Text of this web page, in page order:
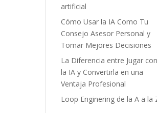
artificial
Cómo Usar la IA Como Tu
Consejo Asesor Personal y
Tomar Mejores Decisiones
La Diferencia entre Jugar con
la IA y Convertirla en una
Ventaja Profesional
Loop Enginering de la A a la